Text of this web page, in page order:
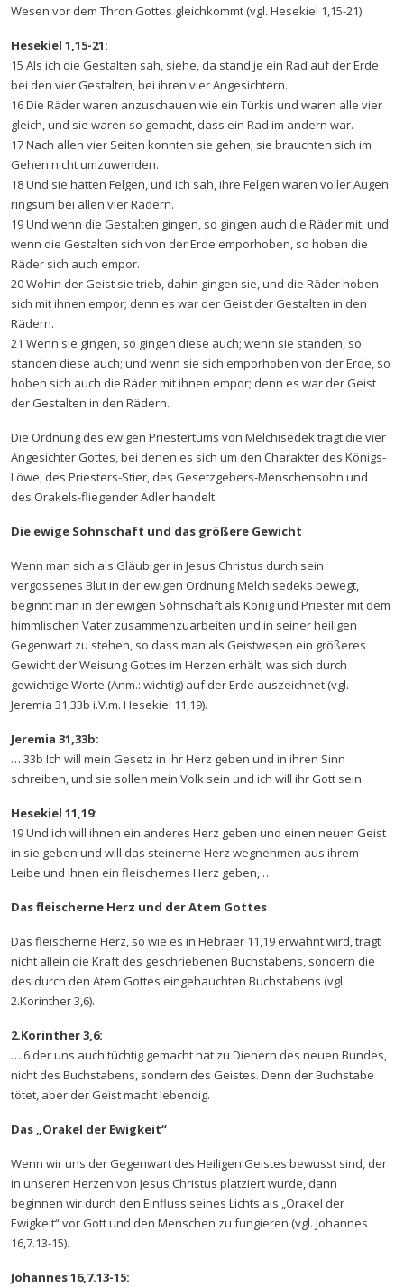
Wesen vor dem Thron Gottes gleichkommt (vgl. Hesekiel 1,15-21).
Hesekiel 1,15-21:
15 Als ich die Gestalten sah, siehe, da stand je ein Rad auf der Erde
bei den vier Gestalten, bei ihren vier Angesichtern.
16 Die Räder waren anzuschauen wie ein Türkis und waren alle vier
gleich, und sie waren so gemacht, dass ein Rad im andern war.
17 Nach allen vier Seiten konnten sie gehen; sie brauchten sich im
Gehen nicht umzuwenden.
18 Und sie hatten Felgen, und ich sah, ihre Felgen waren voller Augen
ringsum bei allen vier Rädern.
19 Und wenn die Gestalten gingen, so gingen auch die Räder mit, und
wenn die Gestalten sich von der Erde emporhoben, so hoben die
Räder sich auch empor.
20 Wohin der Geist sie trieb, dahin gingen sie, und die Räder hoben
sich mit ihnen empor; denn es war der Geist der Gestalten in den
Rädern.
21 Wenn sie gingen, so gingen diese auch; wenn sie standen, so
standen diese auch; und wenn sie sich emporhoben von der Erde, so
hoben sich auch die Räder mit ihnen empor; denn es war der Geist
der Gestalten in den Rädern.
Die Ordnung des ewigen Priestertums von Melchisedek trägt die vier
Angesichter Gottes, bei denen es sich um den Charakter des Königs-
Löwe, des Priesters-Stier, des Gesetzgebers-Menschensohn und
des Orakels-fliegender Adler handelt.
Die ewige Sohnschaft und das größere Gewicht
Wenn man sich als Gläubiger in Jesus Christus durch sein
vergossenes Blut in der ewigen Ordnung Melchisedeks bewegt,
beginnt man in der ewigen Sohnschaft als König und Priester mit dem
himmlischen Vater zusammenzuarbeiten und in seiner heiligen
Gegenwart zu stehen, so dass man als Geistwesen ein größeres
Gewicht der Weisung Gottes im Herzen erhält, was sich durch
gewichtige Worte (Anm.: wichtig) auf der Erde auszeichnet (vgl.
Jeremia 31,33b i.V.m. Hesekiel 11,19).
Jeremia 31,33b:
… 33b Ich will mein Gesetz in ihr Herz geben und in ihren Sinn
schreiben, und sie sollen mein Volk sein und ich will ihr Gott sein.
Hesekiel 11,19:
19 Und ich will ihnen ein anderes Herz geben und einen neuen Geist
in sie geben und will das steinerne Herz wegnehmen aus ihrem
Leibe und ihnen ein fleischernes Herz geben, …
Das fleischerne Herz und der Atem Gottes
Das fleischerne Herz, so wie es in Hebräer 11,19 erwähnt wird, trägt
nicht allein die Kraft des geschriebenen Buchstabens, sondern die
des durch den Atem Gottes eingehauchten Buchstabens (vgl.
2.Korinther 3,6).
2.Korinther 3,6:
… 6 der uns auch tüchtig gemacht hat zu Dienern des neuen Bundes,
nicht des Buchstabens, sondern des Geistes. Denn der Buchstabe
tötet, aber der Geist macht lebendig.
Das „Orakel der Ewigkeit“
Wenn wir uns der Gegenwart des Heiligen Geistes bewusst sind, der
in unseren Herzen von Jesus Christus platziert wurde, dann
beginnen wir durch den Einfluss seines Lichts als „Orakel der
Ewigkeit“ vor Gott und den Menschen zu fungieren (vgl. Johannes
16,7.13-15).
Johannes 16,7.13-15: